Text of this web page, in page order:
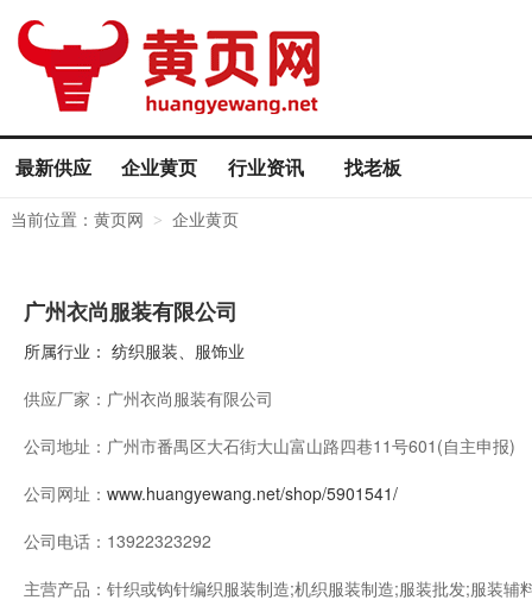
最新供应 企业黄页 行业资讯 找老板
当前位置： 黄页网 > 企业黄页
广州衣尚服装有限公司
所属行业： 纺织服装、服饰业
供应厂家： 广州衣尚服装有限公司
公司地址： 广州市番禺区大石街大山富山路四巷11号601(自主申报)
公司网址： www.huangyewang.net/shop/5901541/
公司电话： 13922323292
主营产品： 针织或钩针编织服装制造;机织服装制造;服装批发;服装辅